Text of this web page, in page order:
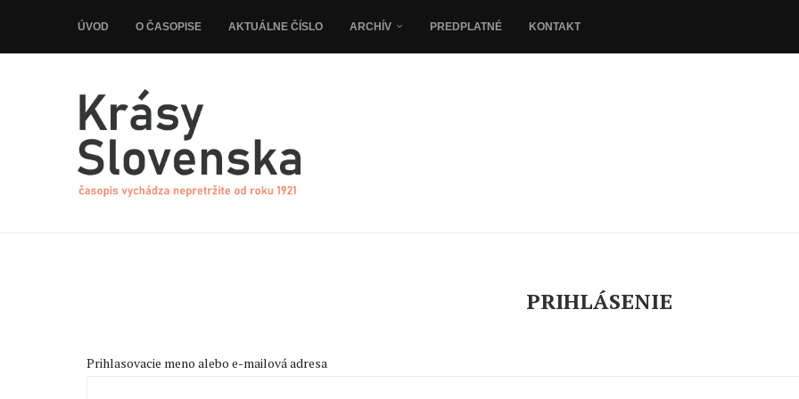
ÚVOD O ČASOPISE AKTUÁLNE ČÍSLO ARCHÍV PREDPLATNÉ KONTAKT
PRIHLÁSENIE
Prihlasovacie meno alebo e-mailová adresa